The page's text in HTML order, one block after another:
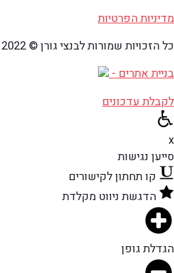
מדיניות הפרטיות
כל הזכויות שמורות לבנצי גורן © 2022
בניית אתרים -
לקבלת עדכונים
x
סייען נגישות
קו תחתון לקישורים
הדגשת ניווט מקלדת
הגדלת גופן